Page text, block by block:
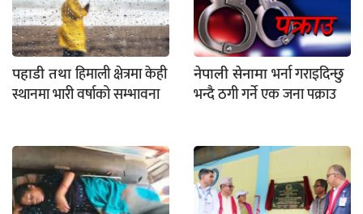
पहाडी तथाहिमाली क्षेत्रमा केही
स्थानमा भारी वर्षाको सम्भावना
नेपाली सेनामाभर्ना गराइदिन्छु
भन्दै ठगी गर्ने एक जना पक्राउ